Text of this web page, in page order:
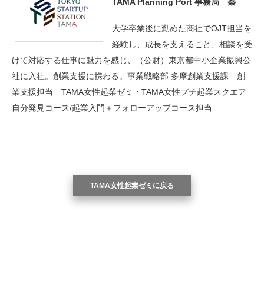
TAMA Planning Port 事務局 秦
大学卒業後に勤めた商社でOJT担当を
経験し、成長を支えること、相談を受
けて対応する仕事に魅力を感じ、（公財）東京都中小企業振興公
社に入社。創業支援に携わる。事業戦略部 多摩創業支援課 創
業支援担当 TAMA女性起業ゼミ・TAMA女性プチ起業スクエア
自分発見コース/起業入門＋フォローアップコース担当
TAMA女性起業ゼミに戻る